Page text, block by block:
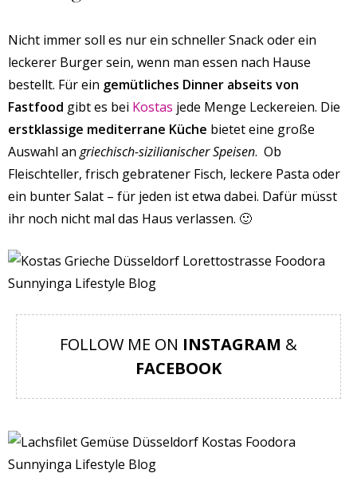
Nicht immer soll es nur ein schneller Snack oder ein
leckerer Burger sein, wenn man essen nach Hause
bestellt. Für ein gemütliches Dinner abseits von
Fastfood gibt es bei Kostas jede Menge Leckereien. Die
erstklassige mediterrane Küche bietet eine große
Auswahl an griechisch-sizilianischer Speisen. Ob
Fleischteller, frisch gebratener Fisch, leckere Pasta oder
ein bunter Salat – für jeden ist etwa dabei. Dafür müsst
ihr noch nicht mal das Haus verlassen. 🙂
FOLLOW ME ON INSTAGRAM &
FACEBOOK